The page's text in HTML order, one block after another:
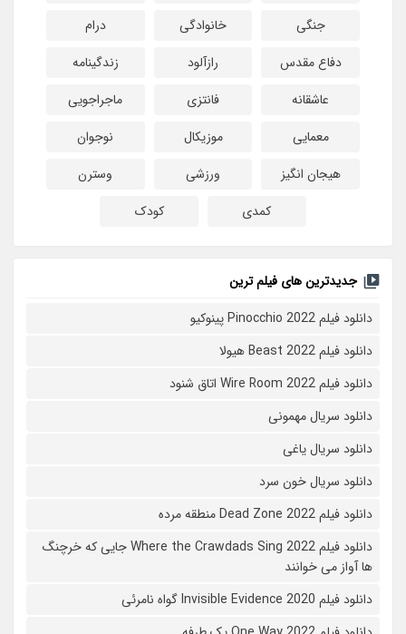
جنگی
خانوادگی
درام
دفاع مقدس
رازآلود
زندگینامه
عاشقانه
فانتزی
ماجراجویی
معمایی
موزیکال
نوجوان
هیجان انگیز
ورزشی
وسترن
کمدی
کودک
جدیدترین های فیلم ترین
دانلود فیلم Pinocchio 2022 پینوکیو
دانلود فیلم Beast 2022 هیولا
دانلود فیلم Wire Room 2022 اتاق شنود
دانلود سریال مهمونی
دانلود سریال یاغی
دانلود سریال خون سرد
دانلود فیلم 2022 Dead Zone منطقه مرده
دانلود فیلم Where the Crawdads Sing 2022 جایی که خرچنگ
ها آواز می خوانند
دانلود فیلم 2020 Invisible Evidence گواه نامرئی